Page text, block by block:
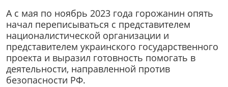
А с мая по ноябрь 2023 года горожанин опять
начал переписываться с представителем
националистической организации и
представителем украинского государственного
проекта и выразил готовность помогать в
деятельности, направленной против
безопасности РФ.